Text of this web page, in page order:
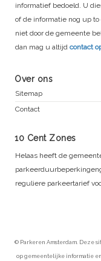
informatief bedoeld. U
of de informatie nog up
niet door de gemeente
dan mag u altijd contact
Over ons
Sitemap
Contact
10 Cent Zones
Helaas heeft de
reguliere parkeertarief
© Parkeren Amsterdam. Deze
op gemeentelijke informatie